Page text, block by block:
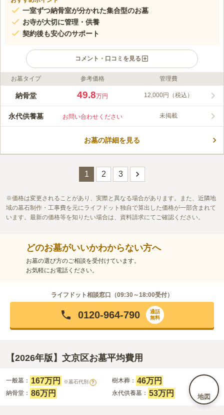
地図
一室ずつ納骨室が分かれた集合型のお墓
お寺が大切に管理・供養
契約後も安心のサポート
コメント・口コミを見る
ライフドット編集部のコメント
正行寺は、とうがらし地蔵という、咳の病を癒すために祀られた
クセスが非常によいので、気軽にお参りしに行くことができま
す。 納骨墓は、ご家族が少ない方く跡継ぎがいらっしゃらない
ことが可能です。 日当たりがよい立地にあるため、明るい空間
みんなの評価
5.0 口コミ1件
登り坂が大変だがとりあえず近いので良いと思う。
お墓タイプ 参考価格 管理費
納骨堂 49.8万円 12,000円（税込）
永代供養墓 お問い合わせください 未掲載
お墓の詳細を見る
1 2 3
価格は変更されることがあり、実際と異なる場合があります。また、近隣地
域の墓石制作・工事費を元にライフドット独自で算出した価格が一部含まれて
います。最新の価格等を知りたい場合は、資料請求にてご確認ください。
どのお墓がいいかわからない方へ
お墓の選び方のご相談を受付けています。
お気軽にお電話ください。
ライフドット相談窓口（09:30～18:00受付）
0120-964-790
通話
無料
【2026年版】文京区お墓平均費用
一般墓： 167万円 ※墓石代別 ? 樹木葬： 46万円
納骨堂： 86万円 永代供養墓： 53万円